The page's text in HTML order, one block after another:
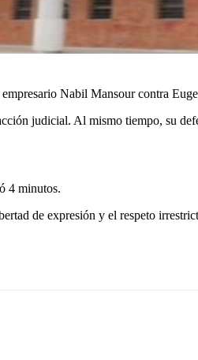
Nabil Mansour contra
judicial. Al mismo tiempo, su
4 minutos.
de expresión y el respeto